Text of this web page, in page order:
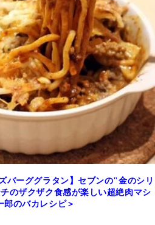
バーググラタン】セブンの"金のシリ
のザクザク食感が楽しい超絶肉マシ
郎のバカレシピ＞